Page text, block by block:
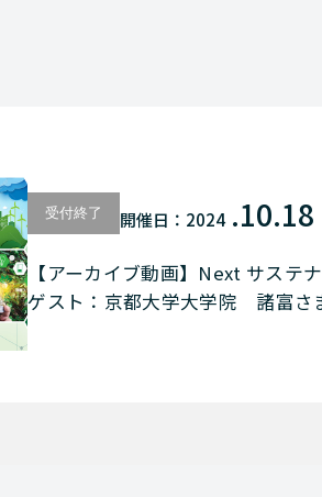
受付終了 開催日： 2024 .10.18
【アーカイブ動画】Next サステ
ゲスト：京都大学大学院 諸富さ